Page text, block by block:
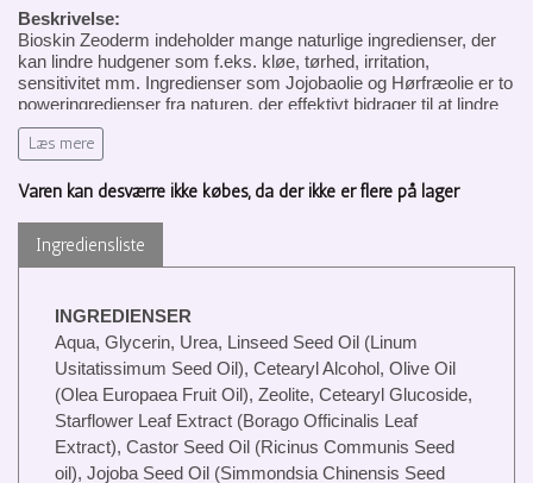
Beskrivelse:
Bioskin Zeoderm indeholder mange naturlige ingredienser, der
kan lindre hudgener som f.eks. kløe, tørhed, irritation,
sensitivitet mm. Ingredienser som Jojobaolie og Hørfræolie er to
poweringredienser fra naturen, der effektivt bidrager til at lindre
og berolige den udsatte hud. Zeoderm indeholder også et
vulkansk mineral, der danner baggrund for navnet Zeoderm,
ingrediens, der bekæmper affaldsstoffer, fra skidt og snavs der
Zeolit har den unikke evne til at støtte huden og eliminere alle
toksiner og allergener. Det hjælper også huden med at bevare
middel, hvilket gør Zeoderm cremen i stand til at understøtte
den ekstremt dehydrerede hud.
Zeolite er også meget velegnet til hud, der kan være tilbøjelig til
atopisk eksem eller psoriasis.
Kunderne fortæller os, at de bl.a. bruger vores multifunktionelle
Zeoderm til deres (ru) hænder, fødder, kløende insektbid og
Læs mere
Varen kan desværre ikke købes, da der ikke er flere på lager
Ingrediensliste
INGREDIENSER
Aqua, Glycerin, Urea, Linseed Seed Oil (Linum
Usitatissimum Seed Oil), Cetearyl Alcohol, Olive Oil
(Olea Europaea Fruit Oil), Zeolite, Cetearyl Glucoside,
Starflower Leaf Extract (Borago Officinalis Leaf
Extract), Castor Seed Oil (Ricinus Communis Seed
oil), Jojoba Seed Oil (Simmondsia Chinensis Seed